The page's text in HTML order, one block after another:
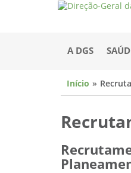
A DGS
Início